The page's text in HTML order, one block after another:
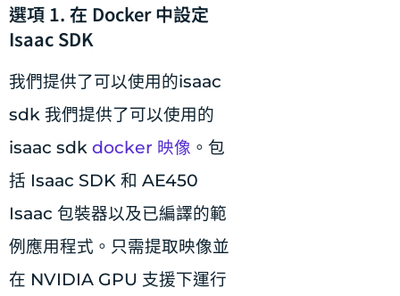
選項 1. 在 Docker 中設定
Isaac SDK
我們提供了可以使用的isaac
sdk 我們提供了可以使用的
isaac sdk docker 映像 。包
括 Isaac SDK 和 AE450
Isaac 包裝器以及已編譯的範
例應用程式。只需提取映像並
在 NVIDIA GPU 支援下運行